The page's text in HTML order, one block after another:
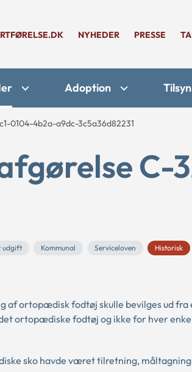
NYHEDER PRESSE
Adoption Tilsyn
0104-4b2a-a9dc-3c5a36d82231
C-
udgift Kommunal Serviceloven Historisk
af ortopædisk fodtøj skulle bevilges ud fra
ortopædiske fodtøj og ikke for hver
sko havde været tilretning,